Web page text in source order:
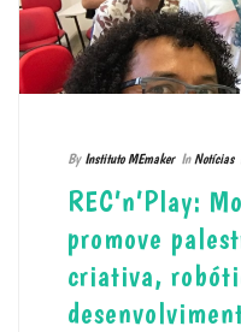
By Instituto MEmaker In Notícias
REC’n’Play:
promove
criativa,